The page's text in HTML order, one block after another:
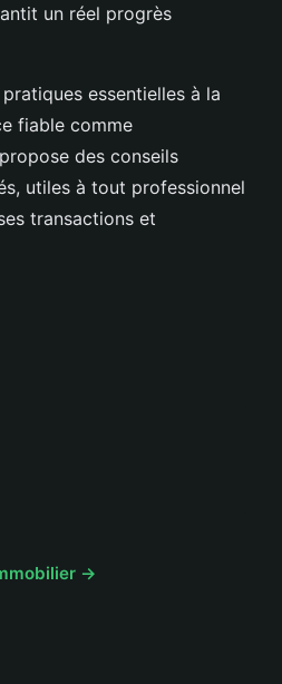
un réel progrès
essentielles à la
fiable comme
des conseils
utiles à tout professionnel
transactions et
→